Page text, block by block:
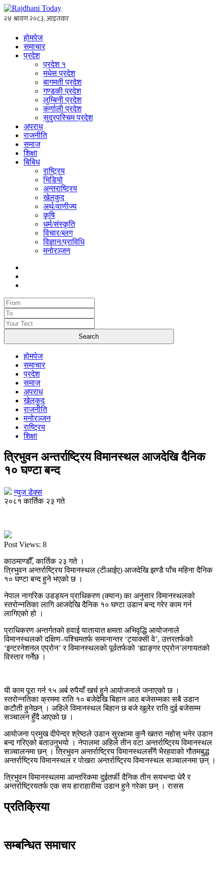
होमपेज
समाचार
प्रदेश
प्रदेश १
मधेस प्रदेश
बागमती प्रदेश
गण्डकी प्रदेश
लुम्बिनी प्रदेश
कर्णाली प्रदेश
सुदुरपस्चिम प्रदेश
अपराध
राजनीति
समाज
शिक्षा
बिबिध
राष्ट्रिय
भिडियो
अन्तराष्ट्रिय
खेलकुद
अर्थ/वाणीज्य
कृषि
धर्म/संस्कृति
विचार/ब्लग
विज्ञान/प्राविधि
मनोरञ्जन
होमपेज
समाचार
प्रदेश
समाज
अपराध
खेलकुद
राजनीति
मनोरञ्जन
राष्ट्रिय
शिक्षा
त्रिभुवन अन्तर्राष्ट्रिय विमानस्थल आजदेखि दैनिक
१० घण्टा बन्द
न्युज डेक्स
२०८१ कार्तिक २३ गते
Post Views: 8
काठमाण्डौँ, कार्तिक २३ गते ।
त्रिभुवन अन्तर्राष्ट्रिय विमानस्थल (टीआईए) आजदेखि झण्डै पाँच महिना दैनिक
१० घण्टा बन्द हुने भएको छ ।
नेपाल नागरिक उडड्यन प्राधिकरण (क्यान) का अनुसार विमानस्थलको
स्तरोन्नतिका लागि आजदेखि दैनिक १० घण्टा उडान बन्द गरेर काम गर्न
लागिएको हो ।
प्राधिकरण अन्तर्गतको हवाई यातायात क्षमता अभिवृद्धि आयोजनाले
विमानस्थलको दक्षिण–पश्चिमतर्फ समानान्तर ‘ट्याक्सी वे’, उत्तरतर्फको
‘इन्टरनेशनल एप्रोन’ र विमानस्थलको पूर्वतर्फको ‘ह्याङ्गर एप्रोन’लगायतको
विस्तार गर्नेछ ।
यी काम पूरा गर्न १५ अर्ब रुपैयाँ खर्च हुने आयोजनाले जनाएको छ ।
स्तरोन्नतिका क्रममा राति १० बजेदेखि बिहान आठ बजेसम्मका सबै उडान
कटौती हुनेछन् । अहिले विमानस्थल बिहान छ बजे खुलेर राति दुई बजेसम्म
सञ्चालन हुँदै आएको छ ।
आयोजना प्रमुख दीपेन्द्र श्रेष्ठले उडान सुरक्षामा कुनै खतरा नहोस् भनेर उडान
बन्द गरिएको बताउनुभयो । नेपालमा अहिले तीन वटा अन्तर्राष्ट्रिय विमानस्थल
सञ्चालनमा छन् । त्रिभुवन अन्तर्राष्ट्रिय विमानस्थलसँगै भैरहवाको गौतमबुद्ध
अन्तर्राष्ट्रिय विमानस्थल र पोखरा अन्तर्राष्ट्रिय विमानस्थल सञ्चालनमा छन् ।
त्रिभुवन विमानस्थलमा आन्तरिकमा दुईतर्फी दैनिक तीन सयभन्दा धेरै र
अन्तर्राष्ट्रियतर्फ एक सय हाराहारीमा उडान हुने गरेका छन् । रासस
प्रतिक्रिया
सम्बन्धित समाचार